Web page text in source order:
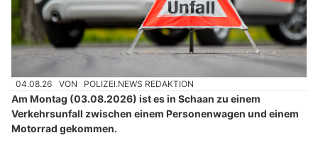
04.08.26 VON POLIZEI.NEWS REDAKTION
Am Montag (03.08.2026) ist es in Schaan zu einem
Verkehrsunfall zwischen einem Personenwagen und einem
Motorrad gekommen.